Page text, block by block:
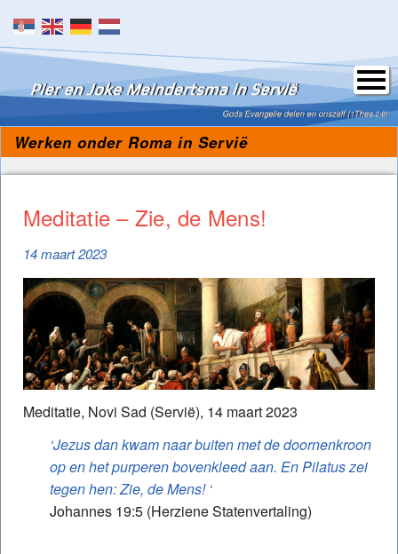
Skip to content
Meditatie – Zie, de Mens!
14 maart 2023
Meditatie, Novi Sad (Servië), 14 maart 2023
‘Jezus dan kwam naar buiten met de doornenkroon
op en het purperen bovenkleed aan. En Pilatus zei
tegen hen: Zie, de Mens! ‘
Johannes 19:5 (Herziene Statenvertaling)
Werken onder Roma in Servië